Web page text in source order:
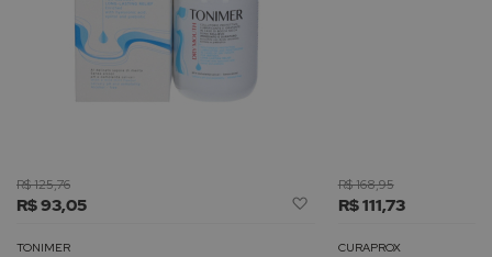
R$ 93,05
R$ 125,76
Adicionar
Lista
TONIMER
R$ 111,73
R$ 168,95
CURAPROX